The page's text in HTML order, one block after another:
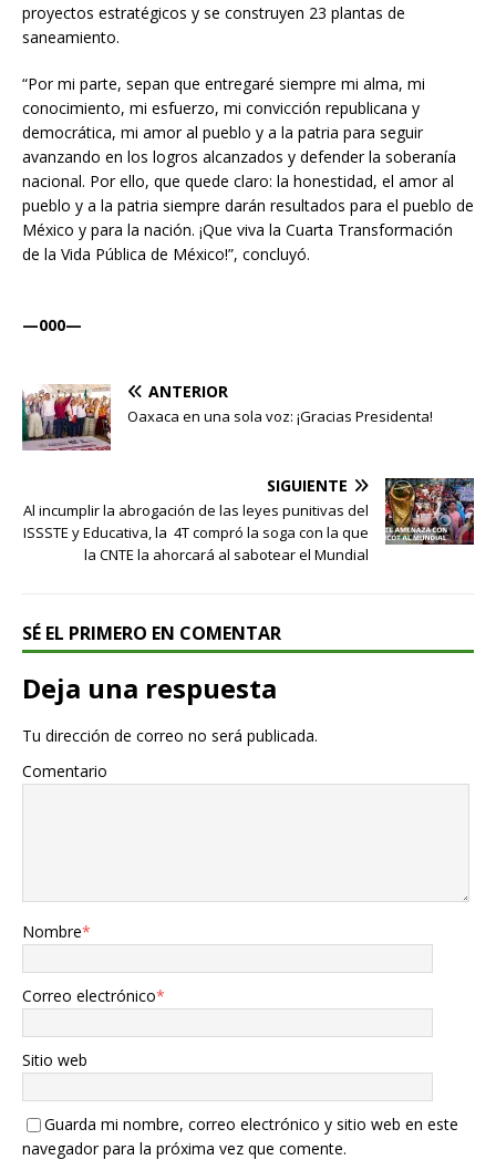
proyectos estratégicos y se construyen 23 plantas de
saneamiento.
“Por mi parte, sepan que entregaré siempre mi alma, mi
conocimiento, mi esfuerzo, mi convicción republicana y
democrática, mi amor al pueblo y a la patria para seguir
avanzando en los logros alcanzados y defender la soberanía
nacional. Por ello, que quede claro: la honestidad, el amor al
pueblo y a la patria siempre darán resultados para el pueblo de
México y para la nación. ¡Que viva la Cuarta Transformación
de la Vida Pública de México!”, concluyó.
—000—
ANTERIOR
Oaxaca en una sola voz: ¡Gracias Presidenta!
SIGUIENTE
Al incumplir la abrogación de las leyes punitivas del
ISSSTE y Educativa, la 4T compró la soga con la que
la CNTE la ahorcará al sabotear el Mundial
SÉ EL PRIMERO EN COMENTAR
Deja una respuesta
Tu dirección de correo no será publicada.
Comentario
Nombre*
Correo electrónico*
Sitio web
Guarda mi nombre, correo electrónico y sitio web en este
navegador para la próxima vez que comente.